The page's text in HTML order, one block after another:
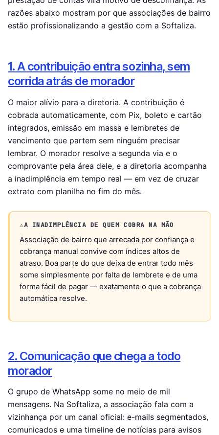
razões abaixo mostram por que associações de bairro
estão profissionalizando a gestão com a Softaliza.
1. A contribuição entra sozinha, sem
corrida atrás de morador
O maior alívio para a diretoria. A contribuição é
cobrada automaticamente, com Pix, boleto e cartão
integrados, emissão em massa e lembretes de
vencimento que partem sem ninguém precisar
lembrar. O morador resolve a segunda via e o
comprovante pela área dele, e a diretoria acompanha
a inadimplência em tempo real — em vez de cruzar
extrato com planilha no fim do mês.
⚠️A INADIMPLÊNCIA DE QUEM COBRA NA MÃO
Associação de bairro que arrecada por confiança e
cobrança manual convive com índices altos de
atraso. Boa parte do que deixa de entrar todo mês
some simplesmente por falta de lembrete e de uma
forma fácil de pagar — exatamente o que a cobrança
automática resolve.
2. Comunicação que chega a todo
morador
O grupo de WhatsApp some no meio de mil
mensagens. Na Softaliza, a associação fala com a
vizinhança por um canal oficial: e-mails segmentados,
comunicados e uma timeline de notícias para avisos